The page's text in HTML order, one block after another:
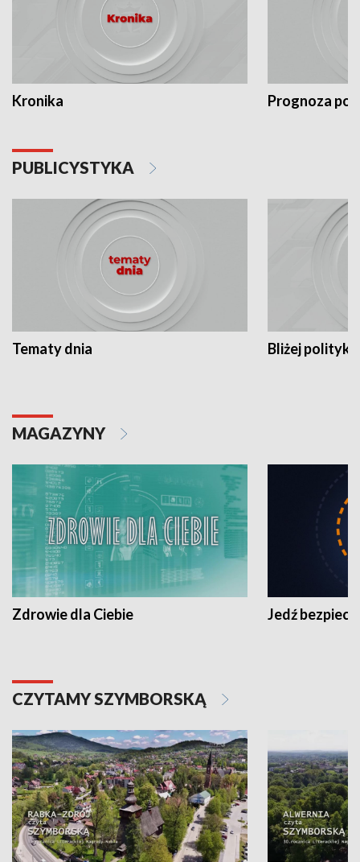
Kronika Prognoza
PUBLICYSTYKA
Tematy dnia Bliżej polityki
MAGAZYNY
Zdrowie dla Ciebie Jedź
CZYTAMY SZYMBORSKĄ